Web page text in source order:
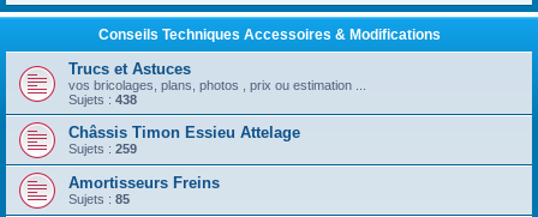
Conseils Techniques Accessoires & Modifications
Trucs et Astuces
vos bricolages, plans, photos , prix ou estimation ...
Sujets : 438
Châssis Timon Essieu Attelage
Sujets : 259
Amortisseurs Freins
Sujets : 85